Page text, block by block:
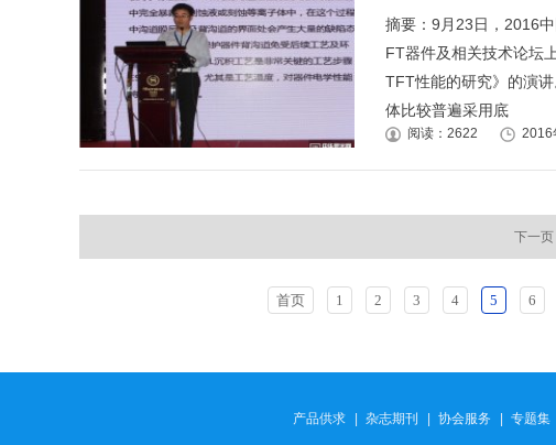
摘要：9月23日，2016
FT器件及相关技术论坛
TFT性能的研究》的演
体比较普遍采用底
阅读：2622 2016
下一页
首页 1 2 3 4 5 6
产品供求 杂志期刊 协会服务 专题集